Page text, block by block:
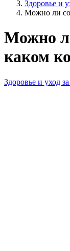
Здоровье и
Можно ли
Можно
каком
Здоровье и уход